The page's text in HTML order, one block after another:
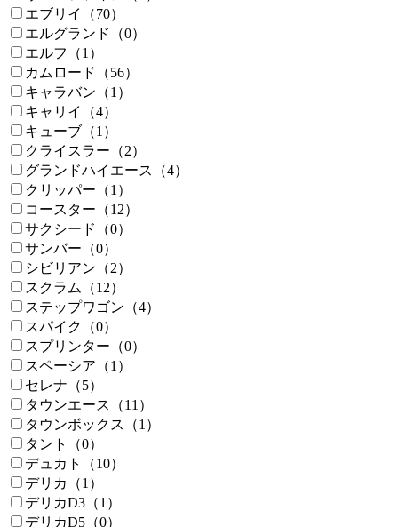
エブリイ（70）
エルグランド（0）
エルフ（1）
カムロード（56）
キャラバン（1）
キャリイ（4）
キューブ（1）
クライスラー（2）
グランドハイエース（4）
クリッパー（1）
コースター（12）
サクシード（0）
サンバー（0）
シビリアン（2）
スクラム（12）
ステップワゴン（4）
スパイク（0）
スプリンター（0）
スペーシア（1）
セレナ（5）
タウンエース（11）
タウンボックス（1）
タント（0）
デュカト（10）
デリカ（1）
デリカD3（1）
デリカD5（0）